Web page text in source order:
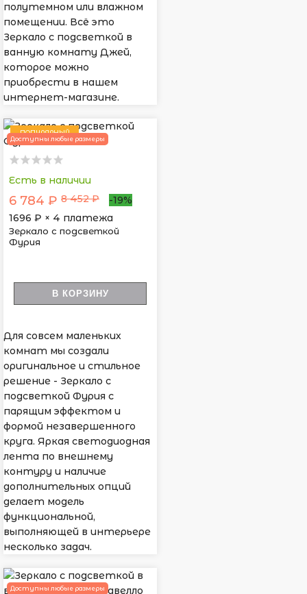
полутемном или влажном
помещении. Всё это
Зеркало с подсветкой в
ванную комнату Джей,
которое можно
приобрести в нашем
интернет-магазине.
ПОПУЛЯРНЫЙ
Доступны любые размеры
Есть в наличии
6 784 ₽ 8 452 ₽
-19%
1696 ₽ × 4 платежа
Зеркало с подсветкой
Фурия
В КОРЗИНУ
Для совсем маленьких
комнат мы создали
оригинальное и стильное
решение - Зеркало с
подсветкой Фурия с
парящим эффектом и
формой незавершенного
круга. Яркая светодиодная
лента по внешнему
контуру и наличие
дополнительных опций
делает модель
функциональной,
выполняющей в интерьере
несколько задач.
Доступны любые размеры